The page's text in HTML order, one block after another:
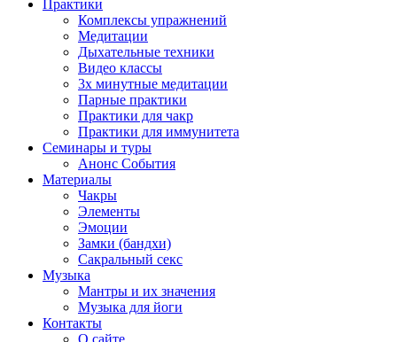
Практики
Комплексы упражнений
Медитации
Дыхательные техники
Видео классы
3х минутные медитации
Парные практики
Практики для чакр
Практики для иммунитета
Семинары и туры
Анонс События
Материалы
Чакры
Элементы
Эмоции
Замки (бандхи)
Сакральный секс
Музыка
Мантры и их значения
Музыка для йоги
Контакты